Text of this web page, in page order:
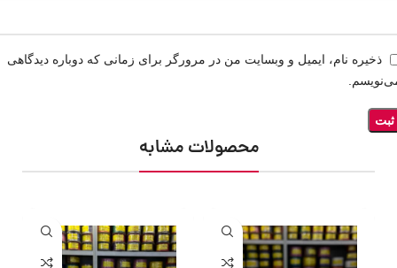
ذخیره نام، ایمیل و وبسایت من در مرورگر برای زمانی که دوباره دیدگاهی
محصولات مشابه